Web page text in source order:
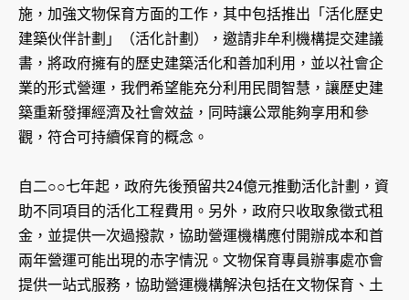
施，加強文物保育方面的工作，其中包括推出「活化歷史
建築伙伴計劃」（活化計劃），邀請非牟利機構提交建議
書，將政府擁有的歷史建築活化和善加利用，並以社會企
業的形式營運，我們希望能充分利用民間智慧，讓歷史建
築重新發揮經濟及社會效益，同時讓公眾能夠享用和參
觀，符合可持續保育的概念。
自二○○七年起，政府先後預留共24億元推動活化計劃，資
助不同項目的活化工程費用。另外，政府只收取象徵式租
金，並提供一次過撥款，協助營運機構應付開辦成本和首
兩年營運可能出現的赤字情況。文物保育專員辦事處亦會
提供一站式服務，協助營運機構解決包括在文物保育、土